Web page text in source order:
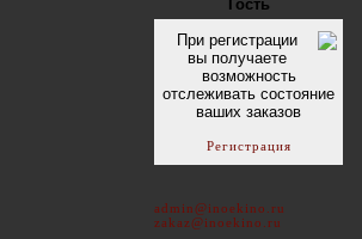
Гость
При регистрации
вы получаете
возможность
отслеживать состояние
ваших заказов
Регистрация
admin@inoekino.ru
zakaz@inoekino.ru